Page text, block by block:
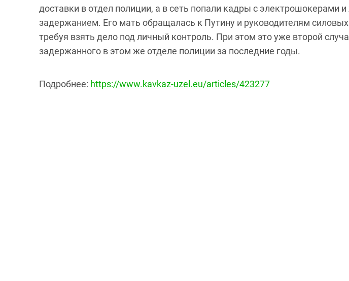
доставки в отдел полиции, а в сеть попали кадры с электрошокерами
задержанием. Его мать обращалась к Путину и руководителям
требуя взять дело под личный контроль. При этом это уже второй
задержанного в этом же отделе полиции за последние годы.
Подробнее: https://www.kavkaz-uzel.eu/articles/423277